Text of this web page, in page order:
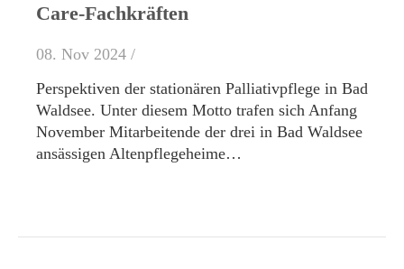
Care-Fachkräften
08. Nov 2024 /
Perspektiven der stationären Palliativpflege in Bad
Waldsee. Unter diesem Motto trafen sich Anfang
November Mitarbeitende der drei in Bad Waldsee
ansässigen Altenpflegeheime…